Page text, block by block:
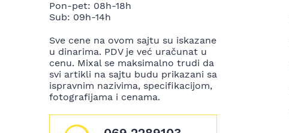
Pon-pet: 08h-18h
Sub: 09h-14h
Sve cene na ovom sajtu su iskazane
u dinarima. PDV je već uračunat u
cenu. Mixal se maksimalno trudi da
svi artikli na sajtu budu prikazani sa
ispravnim nazivima, specifikacijom,
fotografijama i cenama.